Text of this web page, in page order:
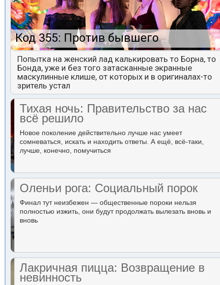
Код 355: Против бывшего
Попытка на женский лад калькировать то Борна, то
Бонда, уже и без того затасканные экранные
маскулинные клише, от которых и в оригиналах-то
зритель устал
Тихая ночь: Правительство за нас
всё решило
Новое поколение действительно лучше нас умеет
сомневаться, искать и находить ответы. А ещё, всё-таки,
лучше, конечно, помучиться
Оленьи рога: Социальный порок
Финал тут неизбежен — общественные пороки нельзя
полностью изжить, они будут продолжать вылезать вновь и
вновь
Лакричная пицца: Возвращение в
невинность